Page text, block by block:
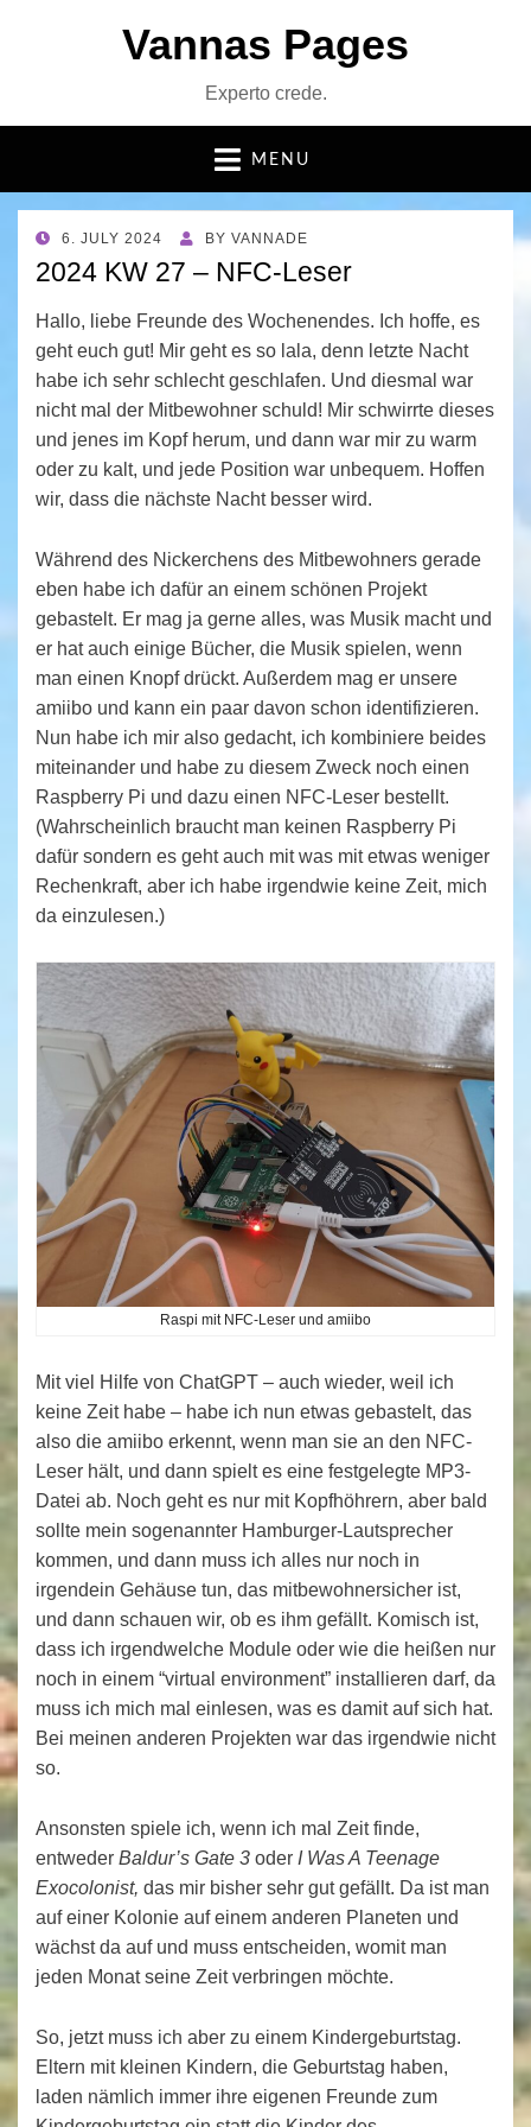
Vannas Pages
Experto crede.
MENU
POSTED
ON
6. JULY 2024 BY VANNADE
2024 KW 27 – NFC-Leser
Hallo, liebe Freunde des Wochenendes. Ich hoffe, es
geht euch gut! Mir geht es so lala, denn letzte Nacht
habe ich sehr schlecht geschlafen. Und diesmal war
nicht mal der Mitbewohner schuld! Mir schwirrte dieses
und jenes im Kopf herum, und dann war mir zu warm
oder zu kalt, und jede Position war unbequem. Hoffen
wir, dass die nächste Nacht besser wird.
Während des Nickerchens des Mitbewohners gerade
eben habe ich dafür an einem schönen Projekt
gebastelt. Er mag ja gerne alles, was Musik macht und
er hat auch einige Bücher, die Musik spielen, wenn
man einen Knopf drückt. Außerdem mag er unsere
amiibo und kann ein paar davon schon identifizieren.
Nun habe ich mir also gedacht, ich kombiniere beides
miteinander und habe zu diesem Zweck noch einen
Raspberry Pi und dazu einen NFC-Leser bestellt.
(Wahrscheinlich braucht man keinen Raspberry Pi
dafür sondern es geht auch mit was mit etwas weniger
Rechenkraft, aber ich habe irgendwie keine Zeit, mich
da einzulesen.)
Raspi mit NFC-Leser und amiibo
Mit viel Hilfe von ChatGPT – auch wieder, weil ich
keine Zeit habe – habe ich nun etwas gebastelt, das
also die amiibo erkennt, wenn man sie an den NFC-
Leser hält, und dann spielt es eine festgelegte MP3-
Datei ab. Noch geht es nur mit Kopfhöhrern, aber bald
sollte mein sogenannter Hamburger-Lautsprecher
kommen, und dann muss ich alles nur noch in
irgendein Gehäuse tun, das mitbewohnersicher ist,
und dann schauen wir, ob es ihm gefällt. Komisch ist,
dass ich irgendwelche Module oder wie die heißen nur
noch in einem “virtual environment” installieren darf, da
muss ich mich mal einlesen, was es damit auf sich hat.
Bei meinen anderen Projekten war das irgendwie nicht
so.
Ansonsten spiele ich, wenn ich mal Zeit finde,
entweder Baldur’s Gate 3 oder I Was A Teenage
Exocolonist, das mir bisher sehr gut gefällt. Da ist man
auf einer Kolonie auf einem anderen Planeten und
wächst da auf und muss entscheiden, womit man
jeden Monat seine Zeit verbringen möchte.
So, jetzt muss ich aber zu einem Kindergeburtstag.
Eltern mit kleinen Kindern, die Geburtstag haben,
laden nämlich immer ihre eigenen Freunde zum